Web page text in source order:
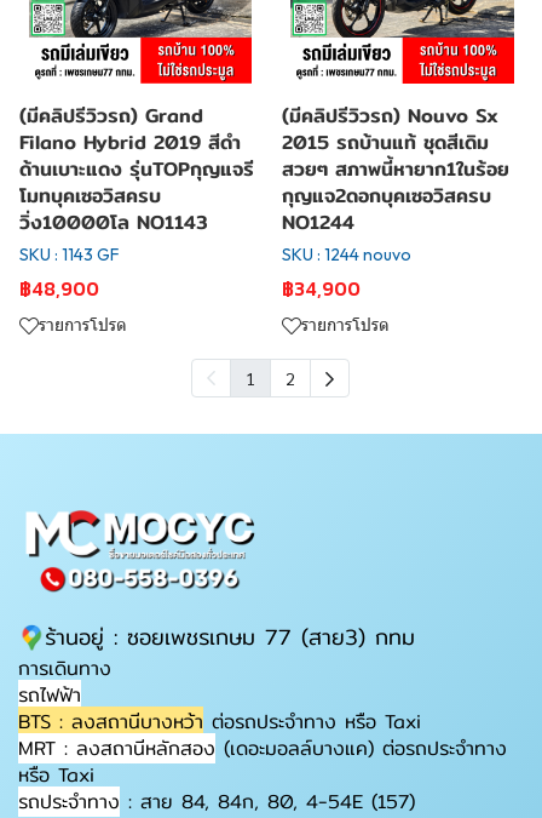
(มีคลิปรีวิวรถ) Grand
Filano Hybrid 2019 สีดำ
ด้านเบาะแดง รุ่นTOPกุญแจรี
โมทบุคเซอวิสครบ
วิ่ง10000โล NO1143
SKU : 1143 GF
฿48,900
รายการโปรด
(มีคลิปรีวิวรถ) Nouvo Sx
2015 รถบ้านแท้ ชุดสีเดิม
สวยๆ สภาพนี้หายาก1ในร้อย
กุญแจ2ดอกบุคเซอวิสครบ
NO1244
SKU : 1244 nouvo
฿34,900
รายการโปรด
1 2
ร้านอยู่ : ซอยเพชรเกษม 77 (สาย3) กทม
การเดินทาง
รถไฟฟ้า
BTS : ลงสถานีบางหว้า ต่อรถประจำทาง หรือ Taxi
MRT : ลงสถานีหลักสอง (เดอะมอลล์บางแค) ต่อรถประจำทาง
หรือ Taxi
รถประจำทาง : สาย 84, 84ก, 80, 4-54E (157)